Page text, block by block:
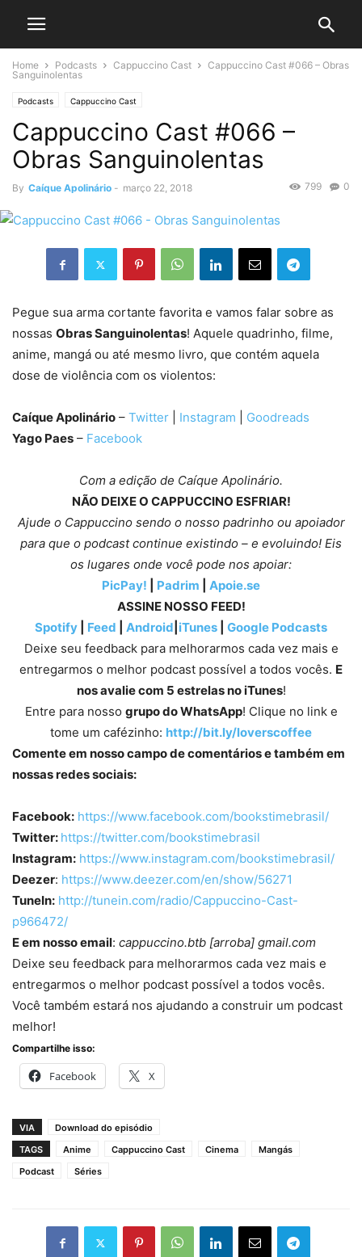
Home Podcasts Cappuccino Cast
Cappuccino Cast #066 – Obras
Sanguinolentas
Podcasts Cappuccino Cast
Cappuccino Cast #066 –
Obras Sanguinolentas
By Caíque Apolinário - março 22, 2018 0
799
Pegue sua arma cortante favorita e vamos falar sobre as
nossas Obras Sanguinolentas! Aquele quadrinho, filme,
anime, mangá ou até mesmo livro, que contém aquela
dose de violência com os violentos:
Caíque Apolinário – Twitter Instagram
Goodreads
Yago Paes – Facebook
Com a edição de Caíque Apolinário.
NÃO DEIXE O CAPPUCCINO ESFRIAR!
Ajude o Cappuccino sendo o nosso padrinho ou apoiador
para que o podcast continue existindo – e evoluindo! Eis
os lugares onde você pode nos apoiar:
PicPay!
Padrim
Apoie.se
ASSINE NOSSO FEED!
Spotify
Feed Android iTunes
Google Podcasts
Deixe seu feedback para melhorarmos cada vez mais e
entregarmos o melhor podcast possível a todos vocês. E
nos avalie com 5 estrelas no iTunes!
Entre para nosso grupo do WhatsApp! Clique no link e
tome um cafézinho: http://bit.ly/loverscoffee
Comente em nosso campo de comentários e também em
nossas redes sociais:
Facebook: https://www.facebook.com/bookstimebrasil/
Twitter: https://twitter.com/bookstimebrasil
Instagram: https://www.instagram.com/bookstimebrasil/
Deezer: https://www.deezer.com/en/show/56271
TuneIn: http://tunein.com/radio/Cappuccino-Cast-
p966472/
E em nosso email: cappuccino.btb [arroba] gmail.com
Deixe seu feedback para melhorarmos cada vez mais e
entregarmos o melhor podcast possível a todos vocês.
Você também estará nos ajudando a construir um podcast
melhor!
Compartilhe isso:
Facebook X
VIA
Download do episódio
TAGS
Anime Cappuccino Cast Cinema
Mangás
Podcast
Séries